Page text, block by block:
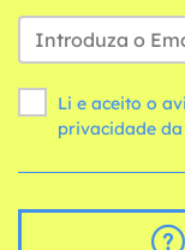
Li e aceito o
privacidade